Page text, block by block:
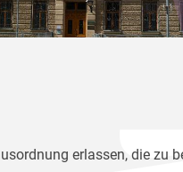
erlassen, die zu